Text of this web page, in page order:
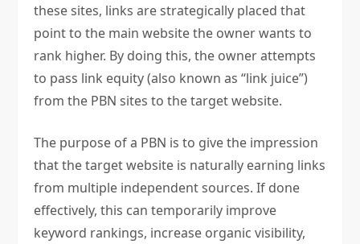
these sites, links are strategically placed that
point to the main website the owner wants to
rank higher. By doing this, the owner attempts
to pass link equity (also known as “link juice”)
from the PBN sites to the target website.
The purpose of a PBN is to give the impression
that the target website is naturally earning links
from multiple independent sources. If done
effectively, this can temporarily improve
keyword rankings, increase organic visibility,